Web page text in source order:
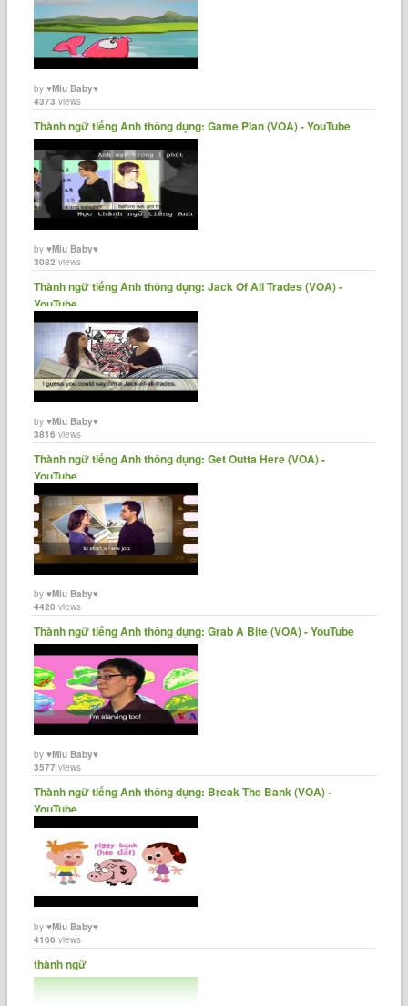
by♥Miu Baby♥
4373 views
Thành ngữ tiếng Anh thông dụng: Game Plan (VOA) - YouTube
by♥Miu Baby♥
3082 views
Thành ngữ tiếng Anh thông dụng: Jack Of All Trades (VOA) -
YouTube
by♥Miu Baby♥
3816 views
Thành ngữ tiếng Anh thông dụng: Get Outta Here (VOA) -
YouTube
by♥Miu Baby♥
4420 views
Thành ngữ tiếng Anh thông dụng: Grab A Bite (VOA) - YouTube
by♥Miu Baby♥
3577 views
Thành ngữ tiếng Anh thông dụng: Break The Bank (VOA) -
YouTube
by♥Miu Baby♥
4166 views
thành ngữ